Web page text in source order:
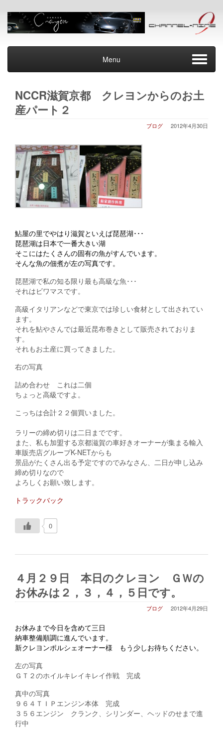
Menu
NCCR滋賀京都 クレヨンからのお土
産パート２
2012年4月30日
ブログ
鮎屋の里でやはり滋賀といえば琵琶湖･･･
琵琶湖は日本で一番大きい湖
そこにはたくさんの固有の魚がすんでいます。
そんな魚の佃煮が左の写真です。
琵琶湖で私の知る限り最も高級な魚･･･
それはビワマスです。
高級イタリアンなどで東京では珍しい食材として出されてい
ます。
それを鮎やさんでは最近昆布巻きとして販売されておりま
す。
それもお土産に買ってきました。
右の写真
詰め合わせ これは二個
ちょっと高級ですよ。
こっちは合計２２個買いました。
ラリーの締め切りは二日までです。
また、私も加盟する京都滋賀の車好きオーナーが集まる輸入
車販売店グループK-NETからも
景品がたくさん出る予定ですのでみなさん、二日が申し込み
締め切りなので
よろしくお願い致します。
トラックバック
0
４月２９日 本日のクレヨン ＧＷの
お休みは２，３，４，５日です。
2012年4月29日
ブログ
お休みまで今日を含めて三日
納車整備順調に進んでいます。
新クレヨンポルシェオーナー様 もう少しお待ちください。
左の写真
ＧＴ２のホイルキレイキレイ作戦 完成
真中の写真
９６４ＴＩＰエンジン本体 完成
３５６エンジン クランク、シリンダー、ヘッドのせまで進
行中